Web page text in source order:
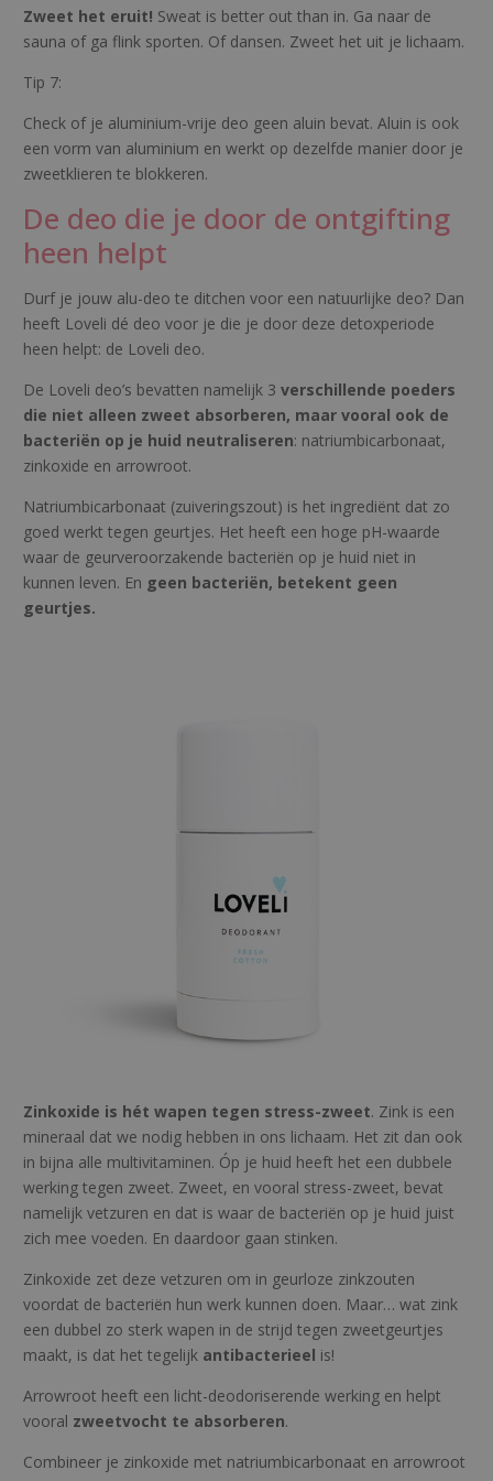
Zweet het eruit! Sweat is better out than in. Ga naar de
sauna of ga flink sporten. Of dansen. Zweet het uit je lichaam.
Tip 7:
Check of je aluminium-vrije deo geen aluin bevat. Aluin is ook
een vorm van aluminium en werkt op dezelfde manier door je
zweetklieren te blokkeren.
De deo die je door de ontgifting
heen helpt
Durf je jouw alu-deo te ditchen voor een natuurlijke deo? Dan
heeft Loveli dé deo voor je die je door deze detoxperiode
heen helpt: de Loveli deo.
De Loveli deo’s bevatten namelijk 3 verschillende poeders
die niet alleen zweet absorberen, maar vooral ook de
bacteriën op je huid neutraliseren: natriumbicarbonaat,
zinkoxide en arrowroot.
Natriumbicarbonaat (zuiveringszout) is het ingrediënt dat zo
goed werkt tegen geurtjes. Het heeft een hoge pH-waarde
waar de geurveroorzakende bacteriën op je huid niet in
kunnen leven. En geen bacteriën, betekent geen
geurtjes.
Zinkoxide is hét wapen tegen stress-zweet. Zink is een
mineraal dat we nodig hebben in ons lichaam. Het zit dan ook
in bijna alle multivitaminen. Óp je huid heeft het een dubbele
werking tegen zweet. Zweet, en vooral stress-zweet, bevat
namelijk vetzuren en dat is waar de bacteriën op je huid juist
zich mee voeden. En daardoor gaan stinken.
Zinkoxide zet deze vetzuren om in geurloze zinkzouten
voordat de bacteriën hun werk kunnen doen. Maar… wat zink
een dubbel zo sterk wapen in de strijd tegen zweetgeurtjes
maakt, is dat het tegelijk antibacterieel is!
Arrowroot heeft een licht-deodoriserende werking en helpt
vooral zweetvocht te absorberen.
Combineer je zinkoxide met natriumbicarbonaat en arrowroot